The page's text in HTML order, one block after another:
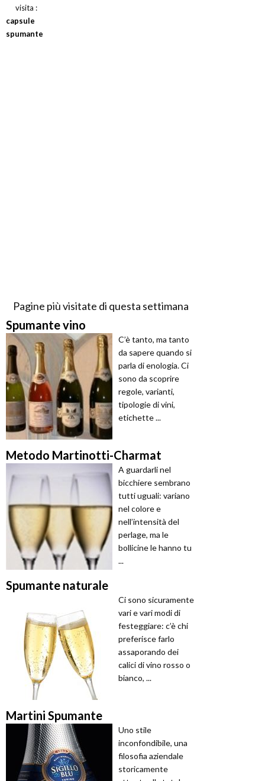
visita :
capsule
spumante
Pagine più visitate di questa settimana
Spumante vino
C’è tanto, ma tanto
da sapere quando si
parla di enologia. Ci
sono da scoprire
regole, varianti,
tipologie di vini,
etichette ...
Metodo Martinotti-Charmat
A guardarli nel
bicchiere sembrano
tutti uguali: variano
nel colore e
nell’intensità del
perlage, ma le
bollicine le hanno tu
...
Spumante naturale
Ci sono sicuramente
vari e vari modi di
festeggiare: c’è chi
preferisce farlo
assaporando dei
calici di vino rosso o
bianco, ...
Martini Spumante
Uno stile
inconfondibile, una
filosofia aziendale
storicamente